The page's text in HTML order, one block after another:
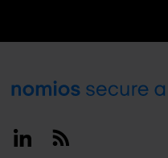
Footer
LinkedinRSS